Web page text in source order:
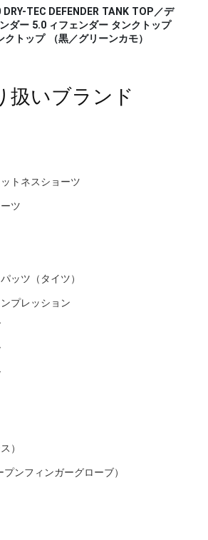
DRY-TEC
ダー 5.0
クトップ
DEFENDER TANK TOP／デ
ィフェンダー タンクトップ
（黒／グリーンカモ）
AERO
扱いブランド
トネスショーツ
ツ
ッツ（タイツ）
プレッション
）
ンフィンガーグローブ）